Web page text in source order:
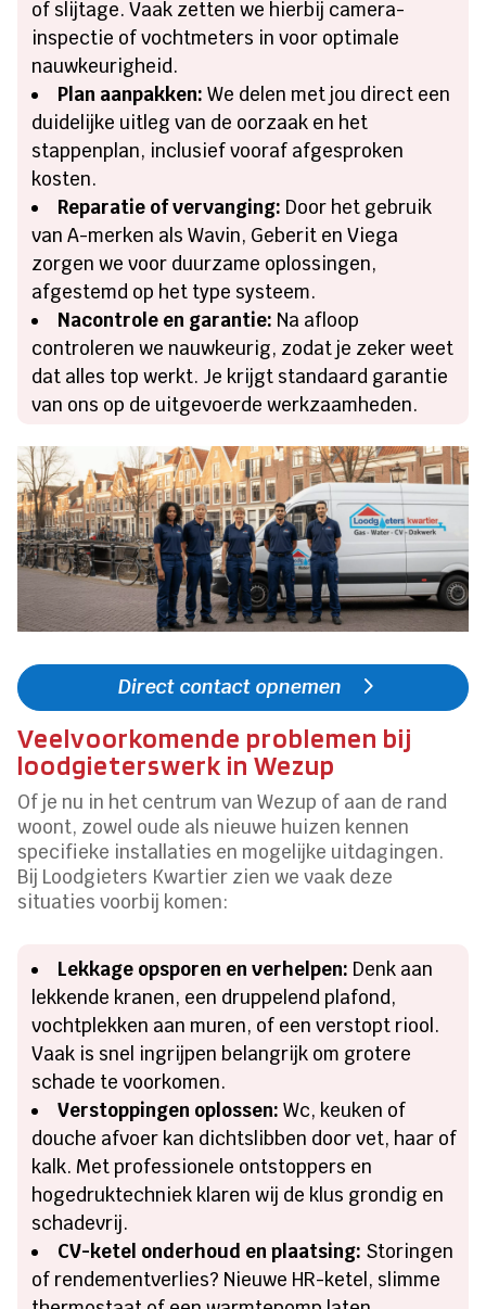
of slijtage. Vaak zetten we hierbij camera-
inspectie of vochtmeters in voor optimale
nauwkeurigheid.
Plan aanpakken: We delen met jou direct een
duidelijke uitleg van de oorzaak en het
stappenplan, inclusief vooraf afgesproken
kosten.
Reparatie of vervanging: Door het gebruik
van A-merken als Wavin, Geberit en Viega
zorgen we voor duurzame oplossingen,
afgestemd op het type systeem.
Nacontrole en garantie: Na afloop
controleren we nauwkeurig, zodat je zeker weet
dat alles top werkt. Je krijgt standaard garantie
van ons op de uitgevoerde werkzaamheden.
Direct contact opnemen
Veelvoorkomende problemen bij
loodgieterswerk in Wezup
Of je nu in het centrum van Wezup of aan de rand
woont, zowel oude als nieuwe huizen kennen
specifieke installaties en mogelijke uitdagingen.
Bij Loodgieters Kwartier zien we vaak deze
situaties voorbij komen:
Lekkage opsporen en verhelpen: Denk aan
lekkende kranen, een druppelend plafond,
vochtplekken aan muren, of een verstopt riool.
Vaak is snel ingrijpen belangrijk om grotere
schade te voorkomen.
Verstoppingen oplossen: Wc, keuken of
douche afvoer kan dichtslibben door vet, haar of
kalk. Met professionele ontstoppers en
hogedruktechniek klaren wij de klus grondig en
schadevrij.
CV-ketel onderhoud en plaatsing: Storingen
of rendementverlies? Nieuwe HR-ketel, slimme